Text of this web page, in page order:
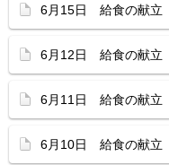
6月15日 給食の献立
6月12日 給食の献立
6月11日 給食の献立
6月10日 給食の献立